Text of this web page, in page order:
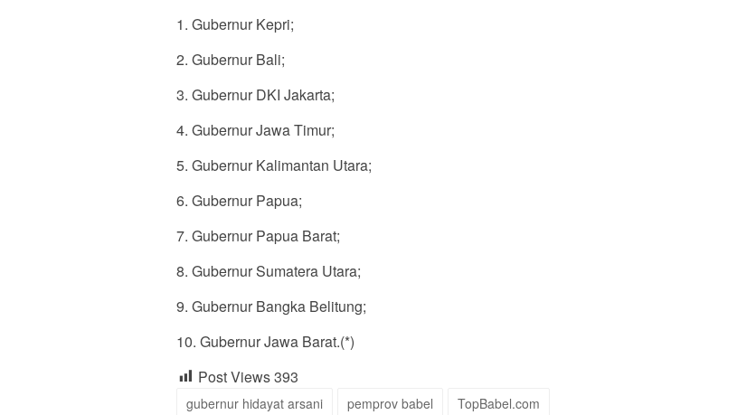
1. Gubernur Kepri;
2. Gubernur Bali;
3. Gubernur DKI Jakarta;
4. Gubernur Jawa Timur;
5. Gubernur Kalimantan Utara;
6. Gubernur Papua;
7. Gubernur Papua Barat;
8. Gubernur Sumatera Utara;
9. Gubernur Bangka Belitung;
10. Gubernur Jawa Barat.(*)
Post Views393
gubernur hidayat arsani pemprov babel TopBabel.com